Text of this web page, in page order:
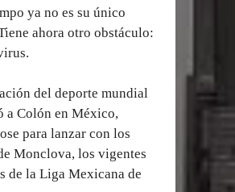
nuevas autoridades
expresidente peruano Ollanta
queda en libertad tras la
ya no es su único
ahora otro obstáculo:
del deporte mundial
a Colón en México,
para lanzar con los
Monclova, los vigentes
de la Liga Mexicana de